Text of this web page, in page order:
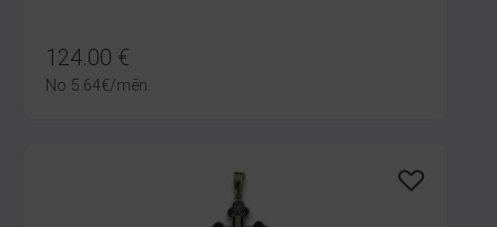
124.00 €
No 5.64€/mēn.